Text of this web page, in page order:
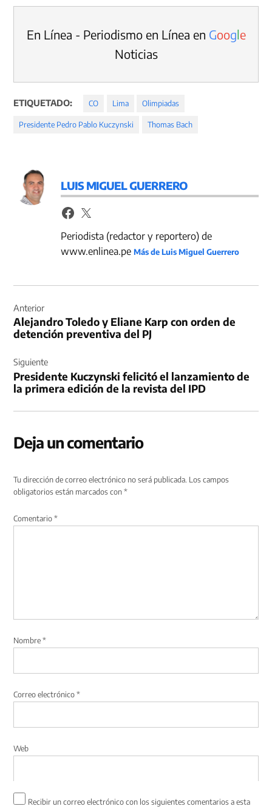
En Línea - Periodismo en Línea en Google
Noticias
ETIQUETADO: CO Lima Olimpiadas
Presidente Pedro Pablo Kuczynski Thomas Bach
LUIS MIGUEL GUERRERO
Periodista (redactor y reportero) de
www.enlinea.peMás de Luis Miguel Guerrero
de
entradas
Anterior
Alejandro Toledo y Eliane Karp con orden de
detención preventiva del PJ
Siguiente
Presidente Kuczynski felicitó el lanzamiento de
la primera edición de la revista del IPD
Deja un comentario
Tu dirección de correo electrónico no será publicada. Los campos
obligatorios están marcados con*
Comentario*
Nombre*
Correo electrónico*
Web
Recibir un correo electrónico con los siguientes comentarios a esta